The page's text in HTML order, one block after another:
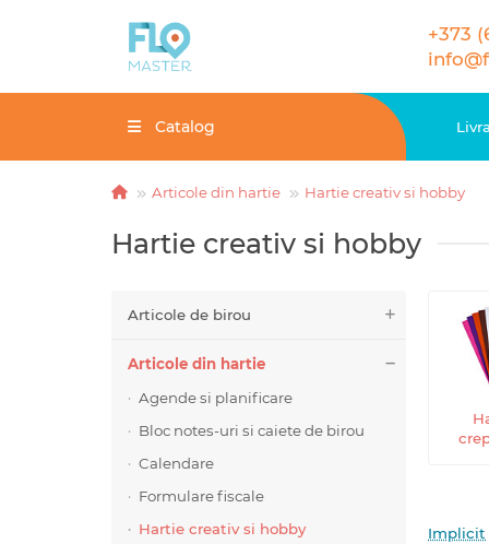
+373
Catalog
Articole din hartie Hartie creativ si hobby
Hartie creativ si hobby
Articole de birou
Articole din hartie
Agende si planificare
Bloc notes-uri si caiete de birou
Calendare
Formulare fiscale
Hartie creativ si hobby
Implicit